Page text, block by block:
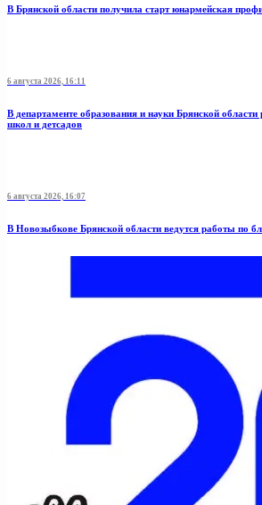
В Брянской области получила старт юнармейская
6 августа 2026, 16:11
В департаменте образования и науки Брянской
школ и детсадов
6 августа 2026, 16:07
В Новозыбкове Брянской области ведутся работы по